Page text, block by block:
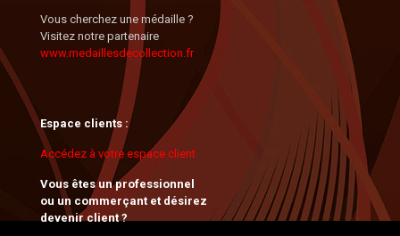
Vous cherchez une médaille ?
Visitez notre partenaire
www.medaillesdecollection.fr
Espace clients :
Accédez à votre espace client
Vous êtes un professionnel
ou un commerçant et désirez
devenir client ?